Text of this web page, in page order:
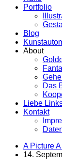
Portfolio
Blog
About
Das
Liebe
Kontakt
A Picture
14.